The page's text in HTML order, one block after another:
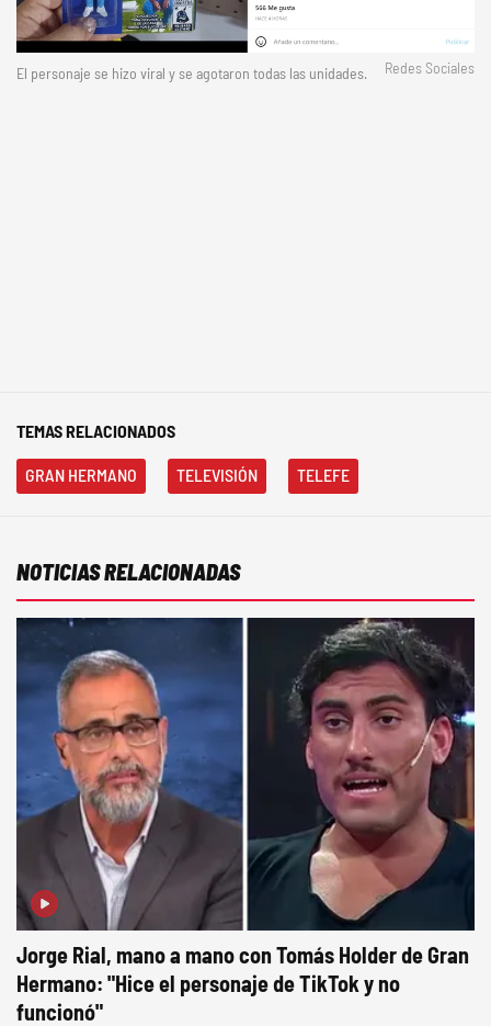
El personaje se hizo viral y se agotaron todas las unidades. Redes Sociales
TEMAS RELACIONADOS
GRAN HERMANO TELEVISIÓN TELEFE
NOTICIAS RELACIONADAS
Jorge Rial, mano a mano con Tomás Holder de Gran
Hermano: "Hice el personaje de TikTok y no
funcionó"